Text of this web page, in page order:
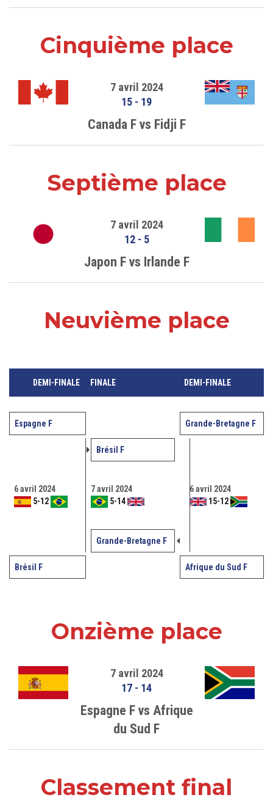
Cinquième place
7 avril 2024
15 - 19
Canada F vs Fidji F
Septième place
7 avril 2024
12- 5
Japon F vs Irlande F
Neuvième place
DEMI-FINALE FINALE DEMI-FINALE
Espagne F Grande-Bretagne F
6 avril 2024
5-12
Brésil F
6 avril 2024
15-12
7 avril 2024
5-14
Grande-Bretagne F
Brésil F Afrique du Sud F
Onzième place
7 avril 2024
17 - 14
Espagne F vs Afrique
du Sud F
Classement final